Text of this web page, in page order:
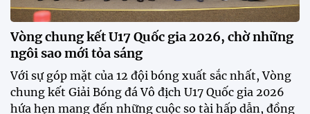
ĐKVĐ Cúp Quốc gia chiêu mộ sao trẻ của ĐT Việt
Nam
Đình Bắc cùng dàn sao CAHN "thắng lớn" tại
V.League Awards 2026